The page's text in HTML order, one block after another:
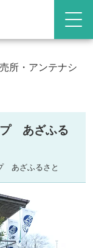
所・アンテナシ
プ あざふる
あざふるさと